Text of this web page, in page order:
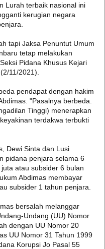
Lurah terbaik nasional ini
kerugian negara
tapi Jaksa Penuntut Umum
tetap melakukan
Pidana Khusus Kejari
11/2021).
pendapat dengan hakim
"Pasalnya berbeda.
Tinggi) menerapkan
terdakwa terbukti
Dewi Sinta dan Lusi
pidana penjara selama 6
atau subsider 6 bulan
Abdimas membayar
subsider 1 tahun penjara.
bersalah melanggar
Undang (UU) Nomor
dengan UU Nomor 20
UU Nomor 31 Tahun 1999
Korupsi Jo Pasal 55